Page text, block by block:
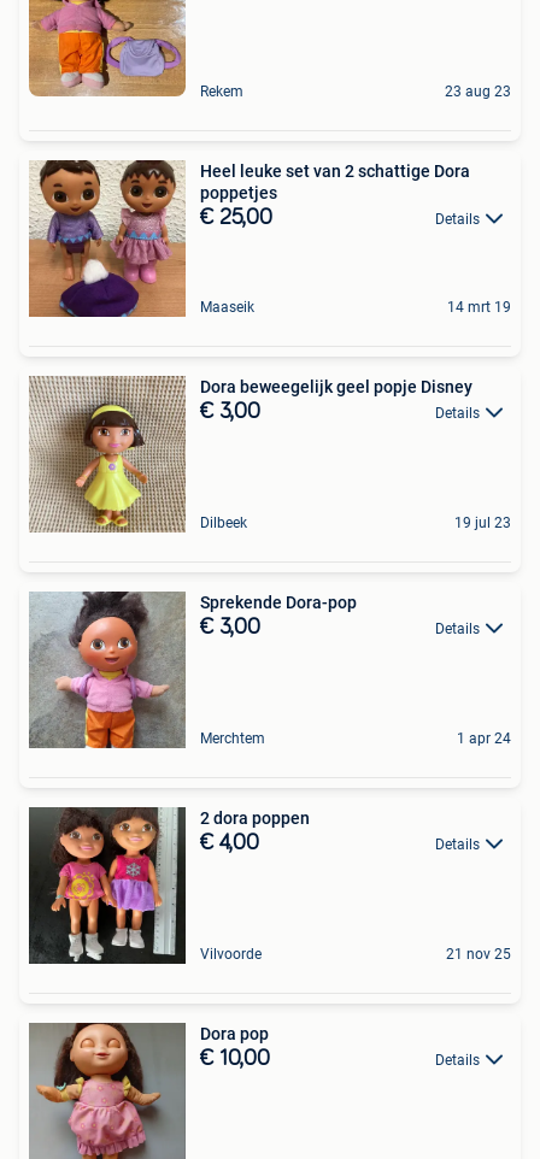
Rekem 23 aug 23
Heel leuke set van 2 schattige Dora
poppetjes
€ 25,00 Details
Maaseik 14 mrt 19
Dora beweegelijk geel popje Disney
€ 3,00 Details
Dilbeek 19 jul 23
Sprekende Dora-pop
€ 3,00 Details
Merchtem 1 apr 24
2 dora poppen
€ 4,00 Details
Vilvoorde 21 nov 25
Dora pop
€ 10,00 Details